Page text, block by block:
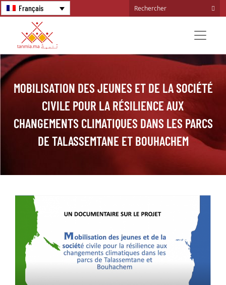
Français
MOBILISATION DES JEUNES ET DE LA SOCIÉTÉ
CIVILE POUR LA RÉSILIENCE AUX
CHANGEMENTS CLIMATIQUES DANS LES PARCS
DE TALASSEMTANE ET BOUHACHEM